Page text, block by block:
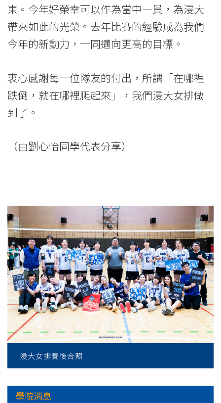
香
港
浸
會
大
束。今年好榮幸可以作為當中一員，為浸大
帶來如此的光榮。去年比賽的經驗成為我們
今年的新動力，一同邁向更高的目標。
衷心感謝每一位隊友的付出，所謂「在哪裡
跌倒，就在哪裡爬起來」，我們浸大女排做
到了。
（由劉心怡同學代表分享）
浸大女排賽後合照
學院消息